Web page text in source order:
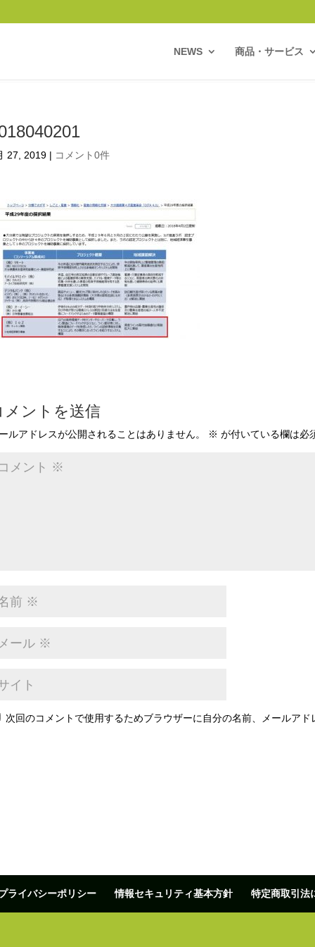
NEWS 商品・サービス
27, 2019 | コメント0件
メントを送信
ルアドレスが公開されることはありません。 ※ が付いている欄は必
次回のコメントで使用するためブラウザーに自分の名前、メールアド
ライバシーポリシー 情報セキュリティ基本方針 特定商取引法